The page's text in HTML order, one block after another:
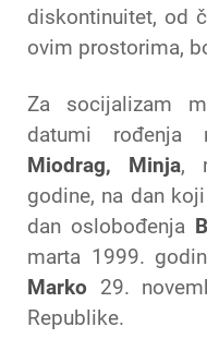
diskontinuitet, od
ovim prostorima,
Za socijalizam
datumi rođenja
Miodrag,
Minja,
godine, na dan
dan oslobođenja
marta 1999.
Marko 29.
Republike.